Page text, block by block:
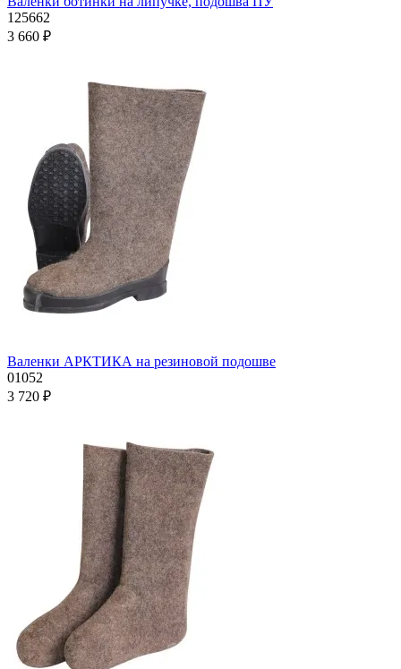
125662
3 660 ₽
Валенки АРКТИКА на резиновой подошве
01052
3 720 ₽